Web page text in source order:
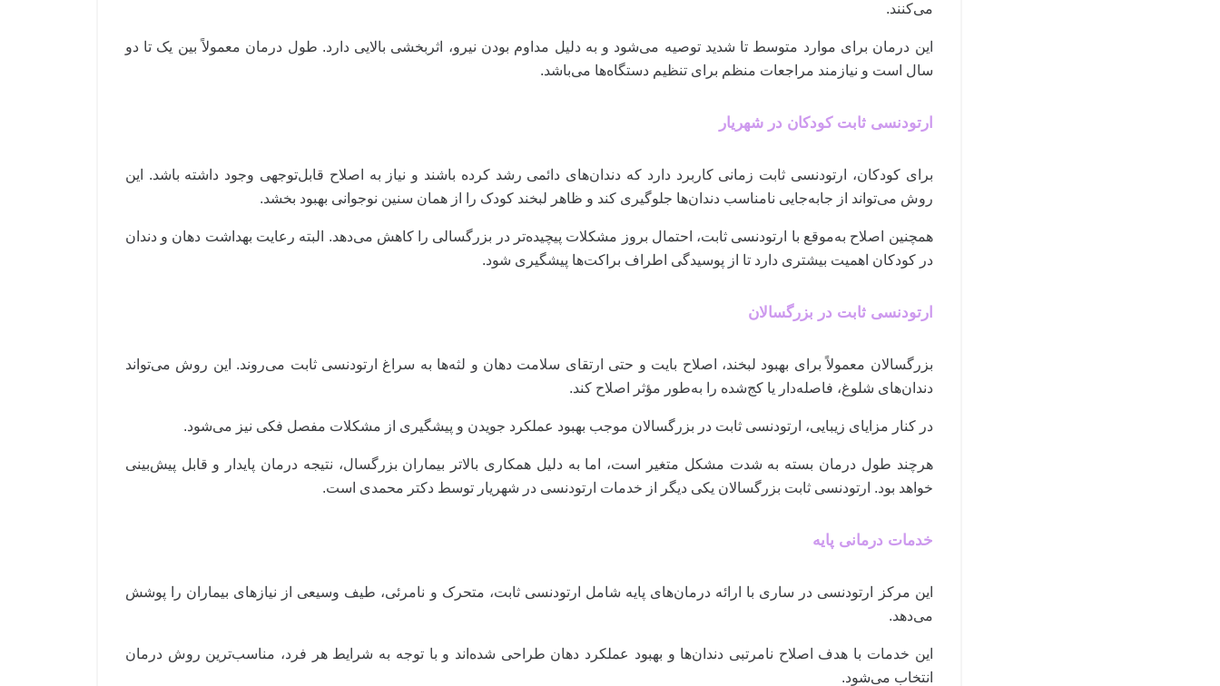
می‌کنند.
این درمان برای موارد متوسط تا شدید توصیه می‌شود و به دلیل مداوم بودن نیرو، اثربخشی بالایی دارد. طول درمان معمولاً بین یک تا دو
سال است و نیازمند مراجعات منظم برای تنظیم دستگاه‌ها می‌باشد.
ارتودنسی ثابت کودکان در شهریار
برای کودکان، ارتودنسی ثابت زمانی کاربرد دارد که دندان‌های دائمی رشد کرده باشند و نیاز به اصلاح قابل‌توجهی وجود داشته باشد. این
روش می‌تواند از جابه‌جایی نامناسب دندان‌ها جلوگیری کند و ظاهر لبخند کودک را از همان سنین نوجوانی بهبود بخشد.
همچنین اصلاح به‌موقع با ارتودنسی ثابت، احتمال بروز مشکلات پیچیده‌تر در بزرگسالی را کاهش می‌دهد. البته رعایت بهداشت دهان و دندان
در کودکان اهمیت بیشتری دارد تا از پوسیدگی اطراف براکت‌ها پیشگیری شود.
ارتودنسی ثابت در بزرگسالان
بزرگسالان معمولاً برای بهبود لبخند، اصلاح بایت و حتی ارتقای سلامت دهان و لثه‌ها به سراغ ارتودنسی ثابت می‌روند. این روش می‌تواند
دندان‌های شلوغ، فاصله‌دار یا کج‌شده را به‌طور مؤثر اصلاح کند.
در کنار مزایای زیبایی، ارتودنسی ثابت در بزرگسالان موجب بهبود عملکرد جویدن و پیشگیری از مشکلات مفصل فکی نیز می‌شود.
هرچند طول درمان بسته به شدت مشکل متغیر است، اما به دلیل همکاری بالاتر بیماران بزرگسال، نتیجه درمان پایدار و قابل پیش‌بینی
خواهد بود. ارتودنسی ثابت بزرگسالان یکی دیگر از خدمات ارتودنسی در شهریار توسط دکتر محمدی است.
خدمات درمانی پایه
این مرکز ارتودنسی در ساری با ارائه درمان‌های پایه شامل ارتودنسی ثابت، متحرک و نامرئی، طیف وسیعی از نیازهای بیماران را پوشش
می‌دهد.
این خدمات با هدف اصلاح نامرتبی دندان‌ها و بهبود عملکرد دهان طراحی شده‌اند و با توجه به شرایط هر فرد، مناسب‌ترین روش درمان
انتخاب می‌شود.